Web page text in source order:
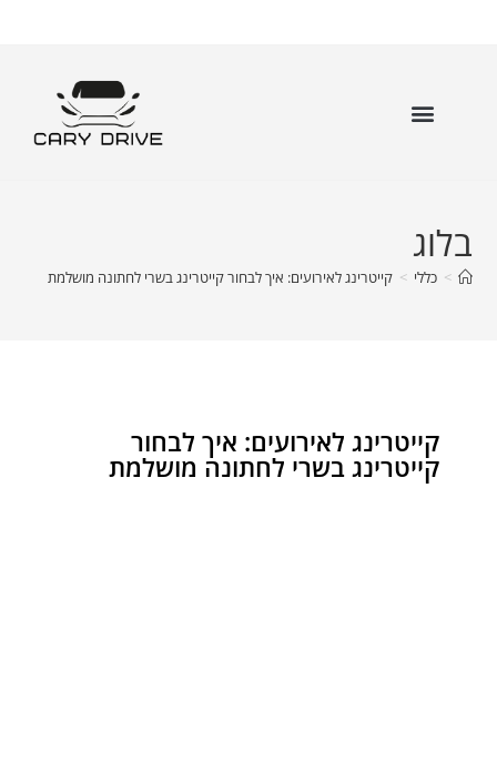
בלוג
> כללי > קייטרינג לאירועים: איך לבחור קייטרינג בשרי לחתונה מושלמת
קייטרינג לאירועים: איך לבחור
קייטרינג בשרי לחתונה מושלמת